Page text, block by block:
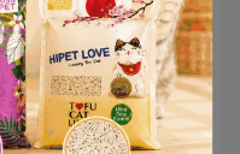
腎臟問題、糖尿病、
康問題。提早發現異